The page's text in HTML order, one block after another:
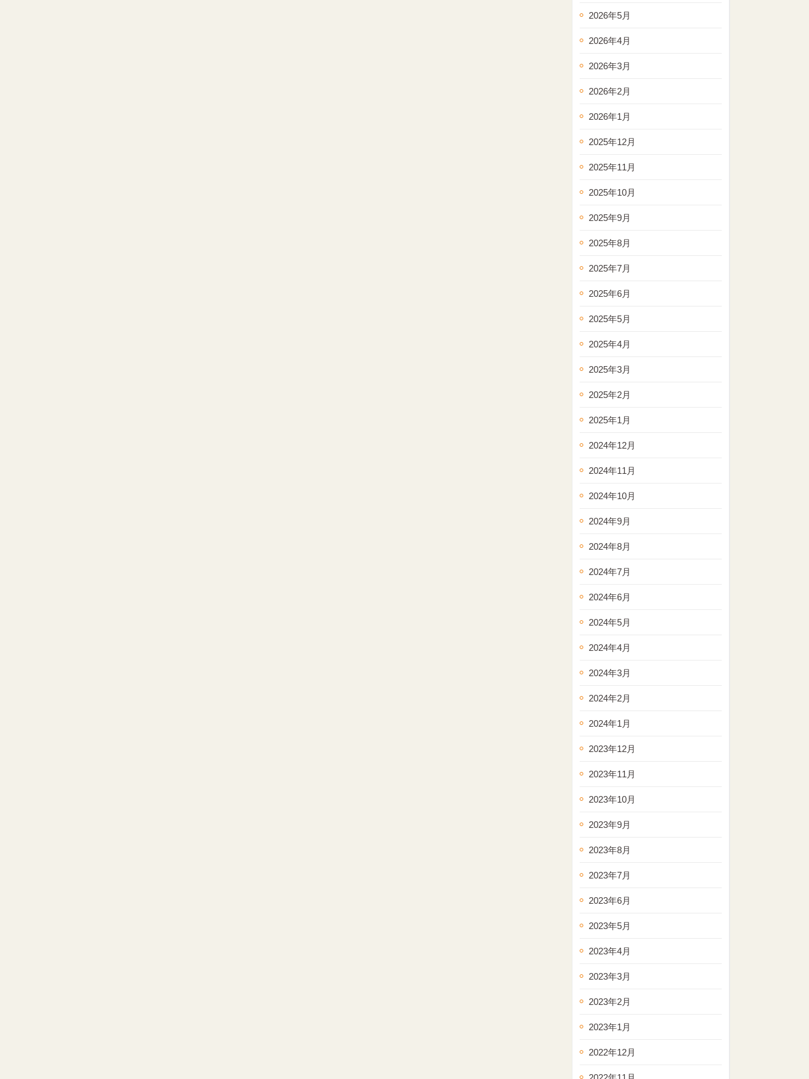
2026年5月
2026年4月
2026年3月
2026年2月
2026年1月
2025年12月
2025年11月
2025年10月
2025年9月
2025年8月
2025年7月
2025年6月
2025年5月
2025年4月
2025年3月
2025年2月
2025年1月
2024年12月
2024年11月
2024年10月
2024年9月
2024年8月
2024年7月
2024年6月
2024年5月
2024年4月
2024年3月
2024年2月
2024年1月
2023年12月
2023年11月
2023年10月
2023年9月
2023年8月
2023年7月
2023年6月
2023年5月
2023年4月
2023年3月
2023年2月
2023年1月
2022年12月